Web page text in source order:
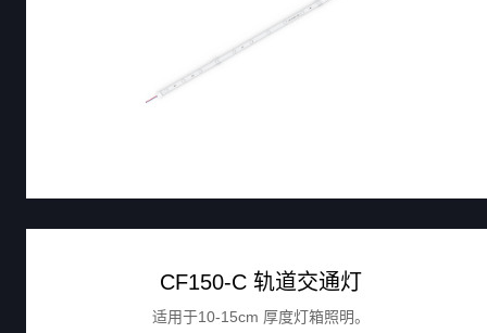
CF150-C 轨道交通灯
适用于10-15cm 厚度灯箱照明。